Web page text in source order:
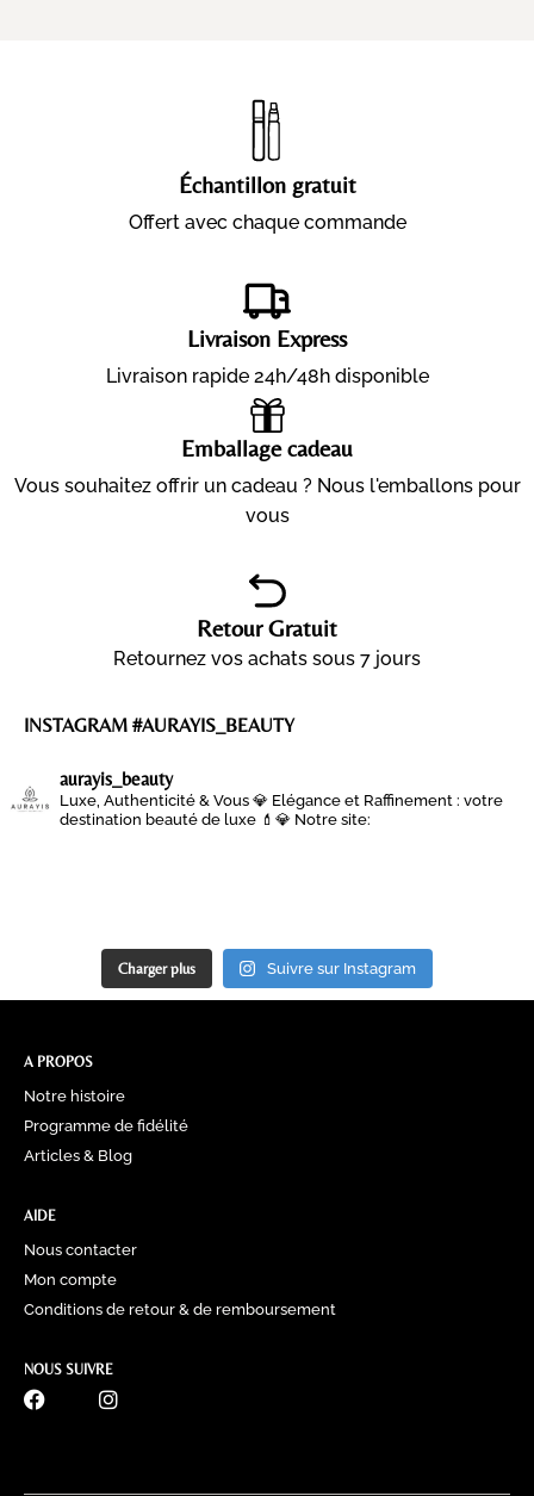
Échantillon gratuit
Offert avec chaque commande
Livraison Express
Livraison rapide 24h/48h disponible
Emballage cadeau
Vous souhaitez offrir un cadeau ? Nous l'emballons pour
vous
Retour Gratuit
Retournez vos achats sous 7 jours
INSTAGRAM #AURAYIS_BEAUTY
aurayis_beauty
Luxe, Authenticité & Vous 💎 Elégance et Raffinement : votre
destination beauté de luxe 💄💎 Notre site:
Charger plus Suivre sur Instagram
A PROPOS
Notre histoire
Programme de fidélité
Articles & Blog
AIDE
Nous contacter
Mon compte
Conditions de retour & de remboursement
NOUS SUIVRE